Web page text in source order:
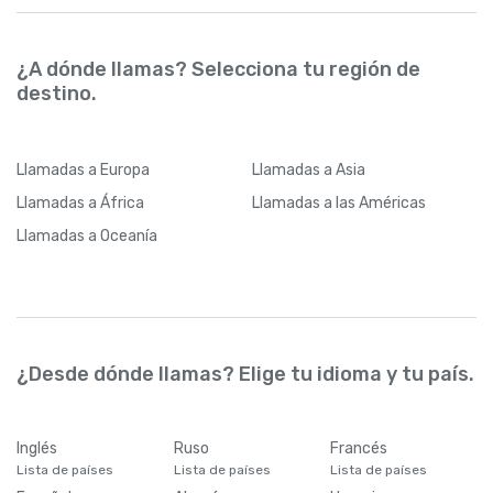
¿A dónde llamas? Selecciona tu región de
destino.
Llamadas a Europa Llamadas a Asia
Llamadas a África Llamadas a las Américas
Llamadas a Oceanía
¿Desde dónde llamas? Elige tu idioma y tu país.
Inglés
Lista de países
Ruso
Lista de países
Francés
Lista de países